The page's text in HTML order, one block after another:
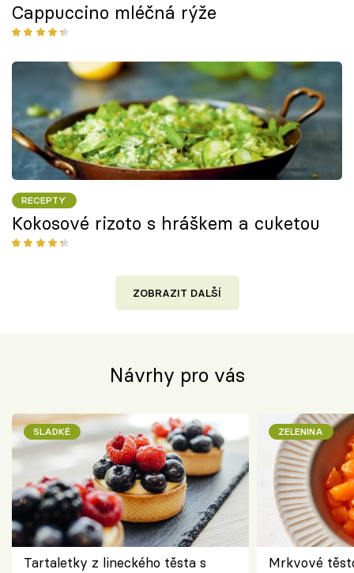
Cappuccino mléčná rýže
RECEPTY
Kokosové rizoto s hráškem a cuketou
ZOBRAZIT DALŠÍ
Návrhy pro vás
SLADKÉ
Tartaletky z lineckého těsta s
ZELENINA
Mrkvové